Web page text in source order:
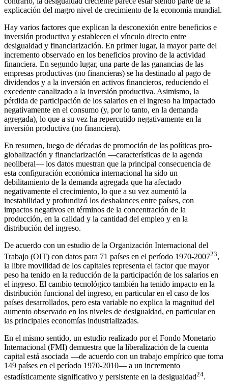
explicación del magro nivel de crecimiento de la economía mundial.
Hay varios factores que explican la desconexión entre beneficios e
inversión productiva y establecen el vínculo directo entre
desigualdad y financiarización. En primer lugar, la mayor parte del
incremento observado en los beneficios provino de la actividad
financiera. En segundo lugar, una parte de las ganancias de las
empresas productivas (no financieras) se ha destinado al pago de
dividendos y a la inversión en activos financieros, reduciendo el
excedente canalizado a la inversión productiva. Asimismo, la
pérdida de participación de los salarios en el ingreso ha impactado
negativamente en el consumo (y, por lo tanto, en la demanda
agregada), lo que a su vez ha repercutido negativamente en la
inversión productiva (no financiera).
En resumen, luego de décadas de promoción de las políticas pro-
globalización y financiarización —características de la agenda
neoliberal— los datos muestran que la principal consecuencia de
esta configuración económica internacional ha sido un
debilitamiento de la demanda agregada que ha afectado
negativamente el crecimiento, lo que a su vez aumentó la
inestabilidad y profundizó los desbalances entre países, con
impactos negativos en términos de la concentración de la
producción, en la calidad y la cantidad del empleo y en la
distribución del ingreso.
De acuerdo con un estudio de la Organización Internacional del
Trabajo (OIT) con datos para 71 países en el período 1970-200723,
la libre movilidad de los capitales representa el factor que mayor
peso ha tenido en la reducción de la participación de los salarios en
el ingreso. El cambio tecnológico también ha tenido impacto en la
distribución funcional del ingreso, en particular en el caso de los
países desarrollados, pero esta variable no explica la magnitud del
aumento observado en los niveles de desigualdad, en particular en
las principales economías industrializadas.
En el mismo sentido, un estudio realizado por el Fondo Monetario
Internacional (FMI) demuestra que la liberalización de la cuenta
capital está asociada —de acuerdo con un trabajo empírico que toma
149 países en el período 1970-2010— a un incremento
estadísticamente significativo y persistente en la desigualdad24.